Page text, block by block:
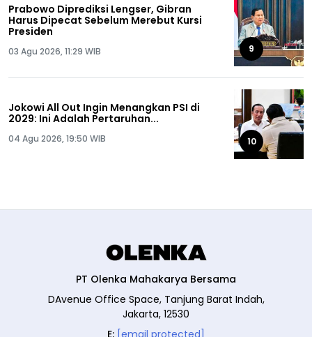
Prabowo Diprediksi Lengser, Gibran
Harus Dipecat Sebelum Merebut Kursi
Presiden
03 Agu 2026, 11:29 WIB 9
Jokowi All Out Ingin Menangkan PSI di
2029: Ini Adalah Pertaruhan...
04 Agu 2026, 19:50 WIB 10
PT Olenka Mahakarya Bersama
DAvenue Office Space, Tanjung Barat Indah,
Jakarta, 12530
E: [email protected]